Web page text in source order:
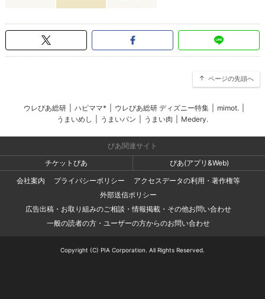
ページの先頭へ
ウレぴあ総研 ハピママ* ウレぴあ総研 ディズニー特集 mimot.
うまいめし
うまいパン うまい肉 Medery.
ぴあ関連サイト
チケットぴあ
ぴあ(アプリ&Web)
会社案内
プライバシーポリシー
アクセスデータの利用・著作権等
外部送信ポリシー
広告出稿・お取り組みのご相談・情報掲載・その他お問い合わせ
一般の読者の方・ユーザーの方からのお問い合わせ
Copyright (C) PIA Corporation. All Rights Reserved.